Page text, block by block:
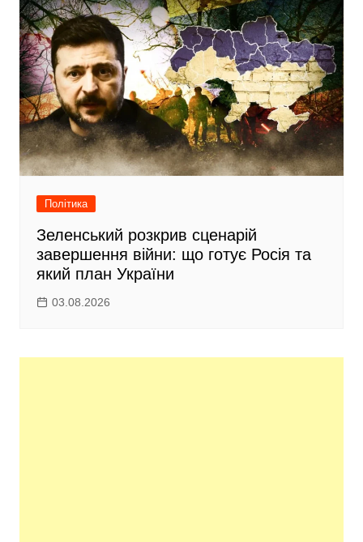
Політика
Зеленський розкрив сценарій
завершення війни: що готує Росія та
який план України
03.08.2026